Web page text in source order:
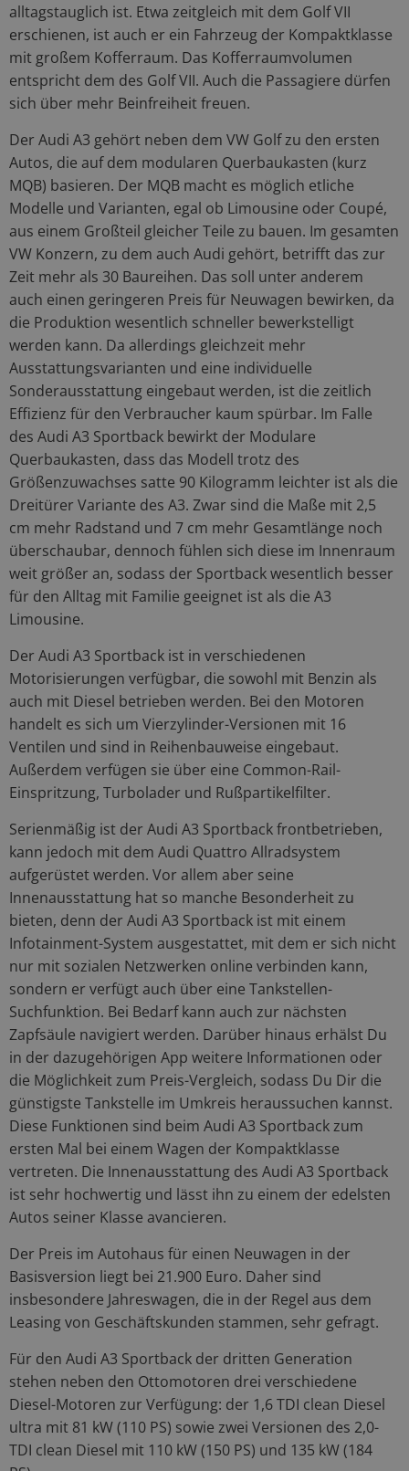
alltagstauglich ist. Etwa zeitgleich mit dem Golf VII
erschienen, ist auch er ein Fahrzeug der Kompaktklasse
mit großem Kofferraum. Das Kofferraumvolumen
entspricht dem des Golf VII. Auch die Passagiere dürfen
sich über mehr Beinfreiheit freuen.
Der Audi A3 gehört neben dem VW Golf zu den ersten
Autos, die auf dem modularen Querbaukasten (kurz
MQB) basieren. Der MQB macht es möglich etliche
Modelle und Varianten, egal ob Limousine oder Coupé,
aus einem Großteil gleicher Teile zu bauen. Im gesamten
VW Konzern, zu dem auch Audi gehört, betrifft das zur
Zeit mehr als 30 Baureihen. Das soll unter anderem
auch einen geringeren Preis für Neuwagen bewirken, da
die Produktion wesentlich schneller bewerkstelligt
werden kann. Da allerdings gleichzeit mehr
Ausstattungsvarianten und eine individuelle
Sonderausstattung eingebaut werden, ist die zeitlich
Effizienz für den Verbraucher kaum spürbar. Im Falle
des Audi A3 Sportback bewirkt der Modulare
Querbaukasten, dass das Modell trotz des
Größenzuwachses satte 90 Kilogramm leichter ist als die
Dreitürer Variante des A3. Zwar sind die Maße mit 2,5
cm mehr Radstand und 7 cm mehr Gesamtlänge noch
überschaubar, dennoch fühlen sich diese im Innenraum
weit größer an, sodass der Sportback wesentlich besser
für den Alltag mit Familie geeignet ist als die A3
Limousine.
Der Audi A3 Sportback ist in verschiedenen
Motorisierungen verfügbar, die sowohl mit Benzin als
auch mit Diesel betrieben werden. Bei den Motoren
handelt es sich um Vierzylinder-Versionen mit 16
Ventilen und sind in Reihenbauweise eingebaut.
Außerdem verfügen sie über eine Common-Rail-
Einspritzung, Turbolader und Rußpartikelfilter.
Serienmäßig ist der Audi A3 Sportback frontbetrieben,
kann jedoch mit dem Audi Quattro Allradsystem
aufgerüstet werden. Vor allem aber seine
Innenausstattung hat so manche Besonderheit zu
bieten, denn der Audi A3 Sportback ist mit einem
Infotainment-System ausgestattet, mit dem er sich nicht
nur mit sozialen Netzwerken online verbinden kann,
sondern er verfügt auch über eine Tankstellen-
Suchfunktion. Bei Bedarf kann auch zur nächsten
Zapfsäule navigiert werden. Darüber hinaus erhälst Du
in der dazugehörigen App weitere Informationen oder
die Möglichkeit zum Preis-Vergleich, sodass Du Dir die
günstigste Tankstelle im Umkreis heraussuchen kannst.
Diese Funktionen sind beim Audi A3 Sportback zum
ersten Mal bei einem Wagen der Kompaktklasse
vertreten. Die Innenausstattung des Audi A3 Sportback
ist sehr hochwertig und lässt ihn zu einem der edelsten
Autos seiner Klasse avancieren.
Der Preis im Autohaus für einen Neuwagen in der
Basisversion liegt bei 21.900 Euro. Daher sind
insbesondere Jahreswagen, die in der Regel aus dem
Leasing von Geschäftskunden stammen, sehr gefragt.
Für den Audi A3 Sportback der dritten Generation
stehen neben den Ottomotoren drei verschiedene
Diesel-Motoren zur Verfügung: der 1,6 TDI clean Diesel
ultra mit 81 kW (110 PS) sowie zwei Versionen des 2,0-
TDI clean Diesel mit 110 kW (150 PS) und 135 kW (184